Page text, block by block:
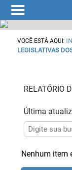
VOCÊ ESTÁ AQUI:
LEGISLATIVAS
RELATÓRIO
Última
Nenhum item